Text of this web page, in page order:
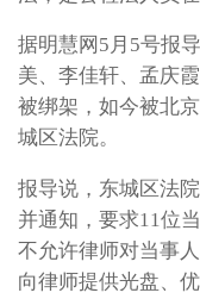
据明慧网5月5号报
美、李佳轩、孟庆
被绑架，如今被北
城区法院。
报导说，东城区法
并通知，要求11位
不允许律师对当事
向律师提供光盘、